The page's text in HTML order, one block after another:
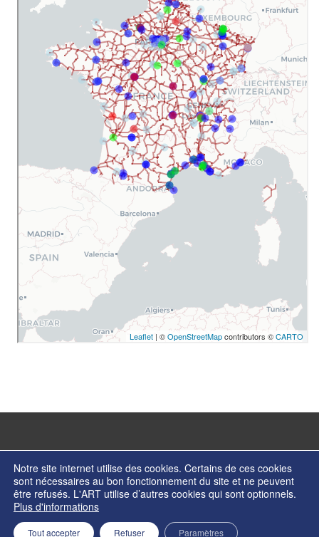
© Copyright 2026 - Autorité de régulation des transports - ISSN 2274-2123
Retour en haut de page
Notre site internet utilise des cookies. Certains de ces cookies
sont nécessaires au bon fonctionnement du site et ne peuvent
être refusés. L'ART utilise d’autres cookies qui sont optionnels.
Plus d'informations
Tout accepter Refuser Paramètres